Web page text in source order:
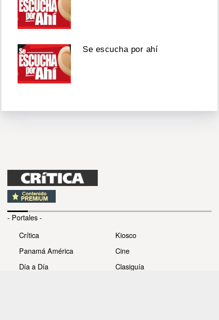
Se escucha por ahí
- Portales -
Crítica
Panamá América
Día a Día
Kiosco
Cine
Clasiguía